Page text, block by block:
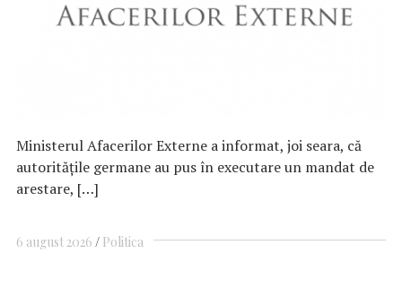
Ministerul Afacerilor Externe a informat, joi seara, că
autorităţile germane au pus în executare un mandat de
arestare, […]
6 august 2026 Politica